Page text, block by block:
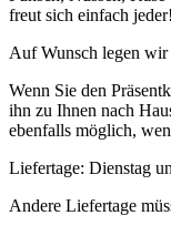
freut sich einfach jeder!
Auf Wunsch legen
Wenn Sie den
ihn zu Ihnen nach
ebenfalls möglich,
Liefertage: Dienstag
Andere Liefertage